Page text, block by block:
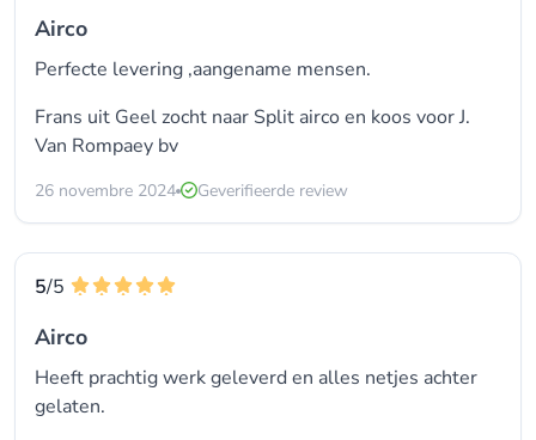
Airco
Perfecte levering ,aangename mensen.
Frans uit Geel zocht naar Split airco en koos voorJ.
Van Rompaey bv
26 novembre 2024 Geverifieerde review
5/5
Airco
Heeft prachtig werk geleverd en alles netjes achter
gelaten.